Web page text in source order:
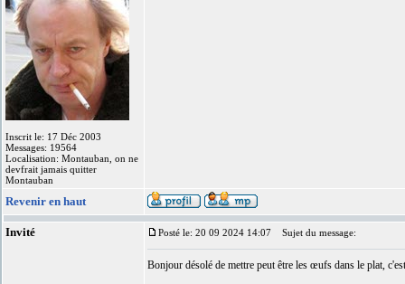
Inscrit le: 17 Déc 2003
Messages: 19564
Localisation: Montauban, on ne
devfrait jamais quitter
Montauban
Revenir en haut
Invité Posté le: 20 09 2024 14:07 Sujet du message:
Bonjour désolé de mettre peut être les œufs dans le plat,